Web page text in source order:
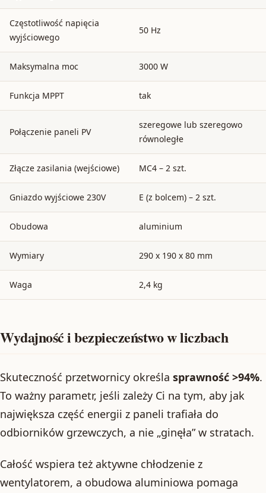
Częstotliwość napięcia
wyjściowego
50 Hz
Maksymalna moc 3000 W
Funkcja MPPT tak
Połączenie paneli PV
szeregowe lub szeregowo
równoległe
Złącze zasilania (wejściowe) MC4 – 2 szt.
Gniazdo wyjściowe 230V E (z bolcem) – 2 szt.
Obudowa aluminium
Wymiary 290 x 190 x 80 mm
Waga 2,4 kg
Wydajność i bezpieczeństwo w liczbach
Skuteczność przetwornicy określa sprawność >94%.
To ważny parametr, jeśli zależy Ci na tym, aby jak
największa część energii z paneli trafiała do
odbiorników grzewczych, a nie „ginęła” w stratach.
Całość wspiera też aktywne chłodzenie z
wentylatorem, a obudowa aluminiowa pomaga